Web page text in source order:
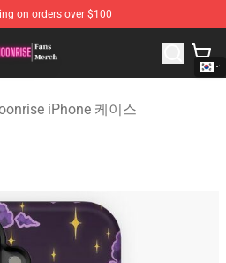
on orders over $100
Moonrise Merchandise Shop
iPhone 케이스